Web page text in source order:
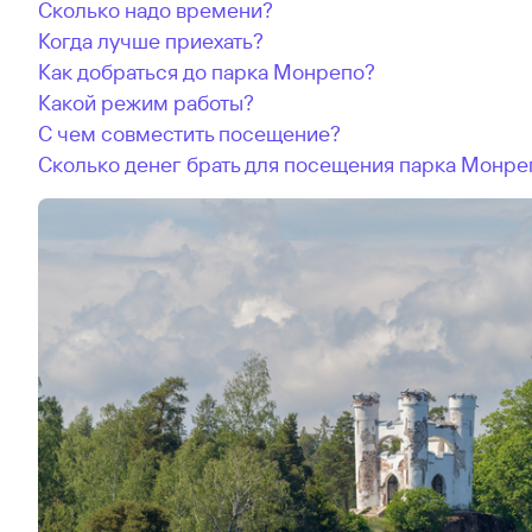
Cколько надо времени?
Когда лучше приехать?
Как добраться до парка Монрепо?
Какой режим работы?
С чем совместить посещение?
Сколько денег брать для посещения парка